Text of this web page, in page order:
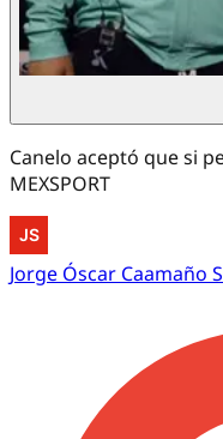
Canelo aceptó que si
MEXSPORT
Jorge Óscar Caamaño